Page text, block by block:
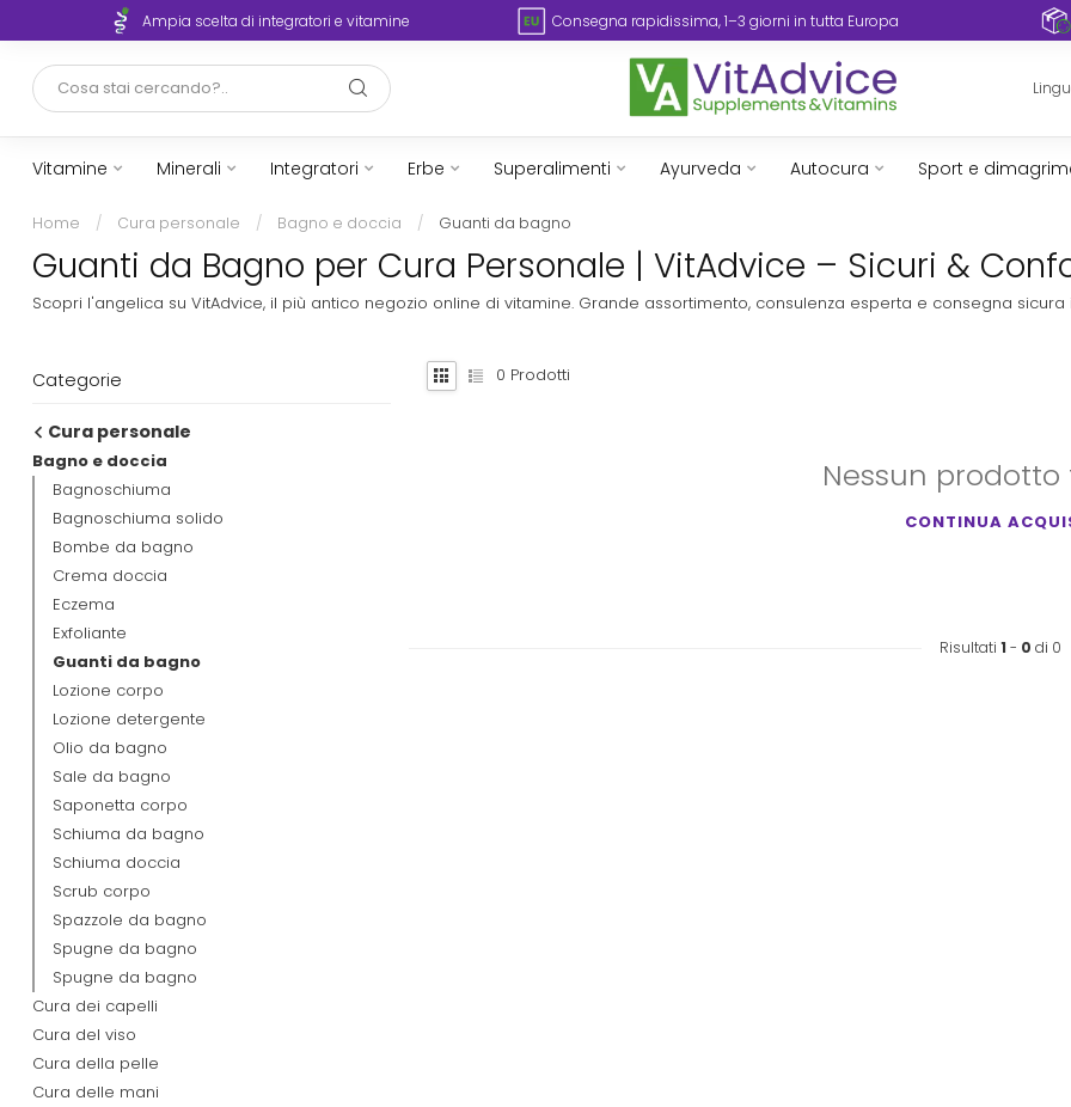
Ampia scelta di integratori e vitamine Consegna rapidissima, 1–3 giorni in tutta Europa
Vitamine Minerali Integratori Erbe Superalimenti Ayurveda Autocura Sport e
Home / Cura personale / Bagno e doccia / Guanti da bagno
Guanti da Bagno per Cura Personale | VitAdvice – Sicuri &
Scopri l'angelica su VitAdvice, il più antico negozio online di vitamine. Grande assortimento, consulenza esperta e consegna sicura
Categorie
Cura personale
Bagno e doccia
Bagnoschiuma
Bagnoschiuma solido
Bombe da bagno
Crema doccia
Eczema
Exfoliante
Guanti da bagno
Lozione corpo
Lozione detergente
Olio da bagno
Sale da bagno
Saponetta corpo
Schiuma da bagno
Schiuma doccia
Scrub corpo
Spazzole da bagno
Spugne da bagno
Spugne da bagno
Cura dei capelli
Cura del viso
Cura della pelle
Cura delle mani
0 Prodotti
Nessun prodotto
CONTINUA
Risultati 1 - 0 di 0